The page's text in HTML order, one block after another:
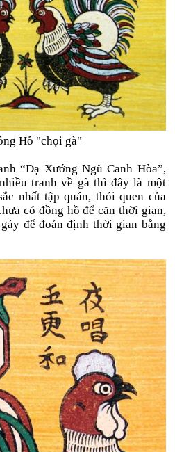
Hồ "chọi gà"
“Dạ Xướng Ngũ Canh Hòa”,
tranh về gà thì đây là một
nhất tập quán, thói quen của
có đồng hồ để căn thời gian,
để đoán định thời gian bằng